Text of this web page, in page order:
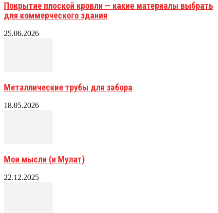
Покрытие плоской кровли — какие материалы выбрать
для коммерческого здания
25.06.2026
Металлические трубы для забора
18.05.2026
Мои мысли (и Мулат)
22.12.2025